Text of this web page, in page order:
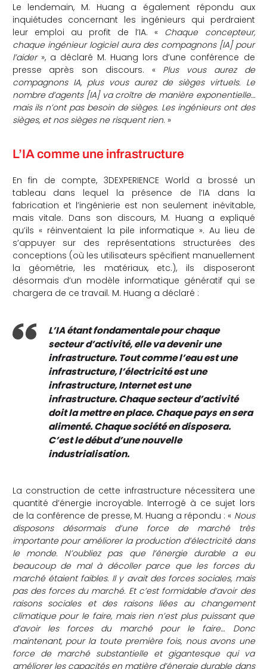
Le lendemain, M. Huang a également répondu aux
inquiétudes concernant les ingénieurs qui perdraient
leur emploi au profit de l’IA. « Chaque concepteur,
chaque ingénieur logiciel aura des compagnons [IA] pour
l’aider», a déclaré M. Huang lors d’une conférence de
presse après son discours. « Plus vous aurez de
compagnons IA, plus vous aurez de sièges virtuels. Le
nombre d’agents [IA] va croître de manière exponentielle…
mais ils n’ont pas besoin de sièges. Les ingénieurs ont des
sièges, et nos sièges ne risquent rien. »
L’IA comme une infrastructure
En fin de compte, 3DEXPERIENCE World a brossé un
tableau dans lequel la présence de l’IA dans la
fabrication et l’ingénierie est non seulement inévitable,
mais vitale. Dans son discours, M. Huang a expliqué
qu’ils « réinventaient la pile informatique ». Au lieu de
s’appuyer sur des représentations structurées des
conceptions (où les utilisateurs spécifient manuellement
la géométrie, les matériaux, etc.), ils disposeront
désormais d’un modèle informatique génératif qui se
chargera de ce travail. M. Huang a déclaré :
L’IA étant fondamentale pour chaque
secteur d’activité, elle va devenir une
infrastructure. Tout comme l’eau est une
infrastructure, l’électricité est une
infrastructure, Internet est une
infrastructure. Chaque secteur d’activité
doit la mettre en place. Chaque pays en sera
alimenté. Chaque société en disposera.
C’est le début d’une nouvelle
industrialisation.
La construction de cette infrastructure nécessitera une
quantité d’énergie incroyable. Interrogé à ce sujet lors
de la conférence de presse, M. Huang a répondu : « Nous
disposons désormais d’une force de marché très
importante pour améliorer la production d’électricité dans
le monde. N’oubliez pas que l’énergie durable a eu
beaucoup de mal à décoller parce que les forces du
marché étaient faibles. Il y avait des forces sociales, mais
pas des forces du marché. Et c’est formidable d’avoir des
raisons sociales et des raisons liées au changement
climatique pour le faire, mais rien n’est plus puissant que
d’avoir les forces du marché pour le faire… Donc
maintenant, pour la toute première fois, nous avons une
force de marché substantielle et gigantesque qui va
améliorer les capacités en matière d’énergie durable dans